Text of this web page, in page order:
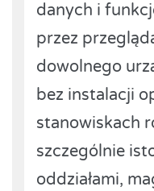
danych i
przez
dowolnego
bez instalacji
stanowiskach
szczególnie
oddziałami,